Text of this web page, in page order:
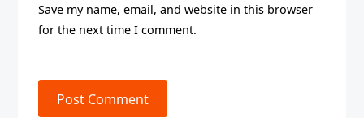
Save my name, email, and website in this browser
for the next time I comment.
Post Comment